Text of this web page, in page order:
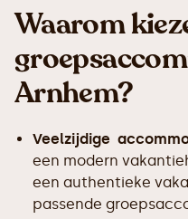
Waarom
Arnhem?
Veelzijdige
een modern
een authentieke
passende